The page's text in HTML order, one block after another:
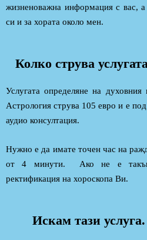
жизненоважна информация с вас,
си и за хората около мен.
Колко струва
Услугата определяне на
Астрология струва 105 евро и е
аудио консултация.
Нужно е да имате точен час на
от 4 минути. Ако не е
ректификация на хороскопа Ви.
Искам тази